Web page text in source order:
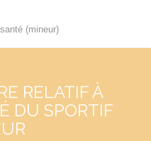
(mineur)
RELATIF À
DU SPORTIF